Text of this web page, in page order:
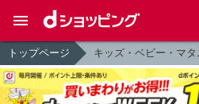
トップページ キッズ・ベビー・マタ